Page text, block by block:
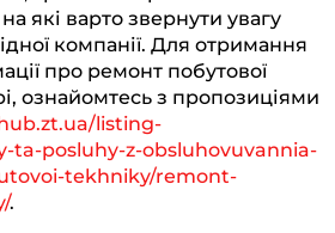
r
L
i
n
k
які варто звернути увагу
компанії. Для отримання
про ремонт побутової
ознайомтесь з пропозиціями
listing-
ta-posluhy-z-obsluhovuvannia-
tekhniky/remont-
.